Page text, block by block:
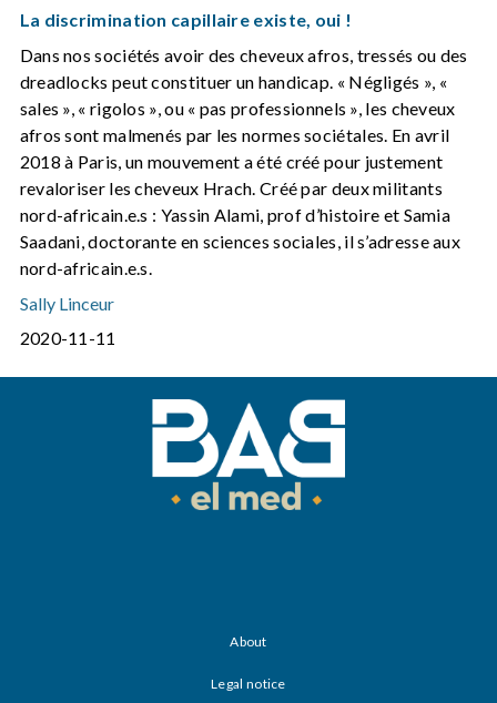
La discrimination capillaire existe, oui !
Dans nos sociétés avoir des cheveux afros, tressés ou des
dreadlocks peut constituer un handicap. « Négligés », «
sales », « rigolos », ou « pas professionnels », les cheveux
afros sont malmenés par les normes sociétales. En avril
2018 à Paris, un mouvement a été créé pour justement
revaloriser les cheveux Hrach. Créé par deux militants
nord-africain.e.s : Yassin Alami, prof d’histoire et Samia
Saadani, doctorante en sciences sociales, il s’adresse aux
nord-africain.e.s.
Sally Linceur
2020-11-11
About
Legal notice